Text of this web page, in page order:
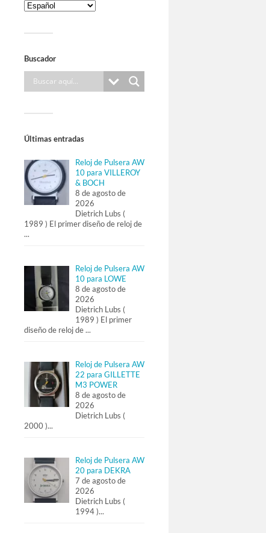
Buscador
Últimas entradas
Reloj de Pulsera AW
10 para VILLEROY
& BOCH
8 de agosto de
2026
Dietrich Lubs (
1989 ) El primer diseño de reloj de
...
Reloj de Pulsera AW
10 para LOWE
8 de agosto de
2026
Dietrich Lubs (
1989 ) El primer
diseño de reloj de...
Reloj de Pulsera AW
22 para GILLETTE
M3 POWER
8 de agosto de
2026
Dietrich Lubs (
2000 )...
Reloj de Pulsera AW
20 para DEKRA
7 de agosto de
2026
Dietrich Lubs (
1994 )...